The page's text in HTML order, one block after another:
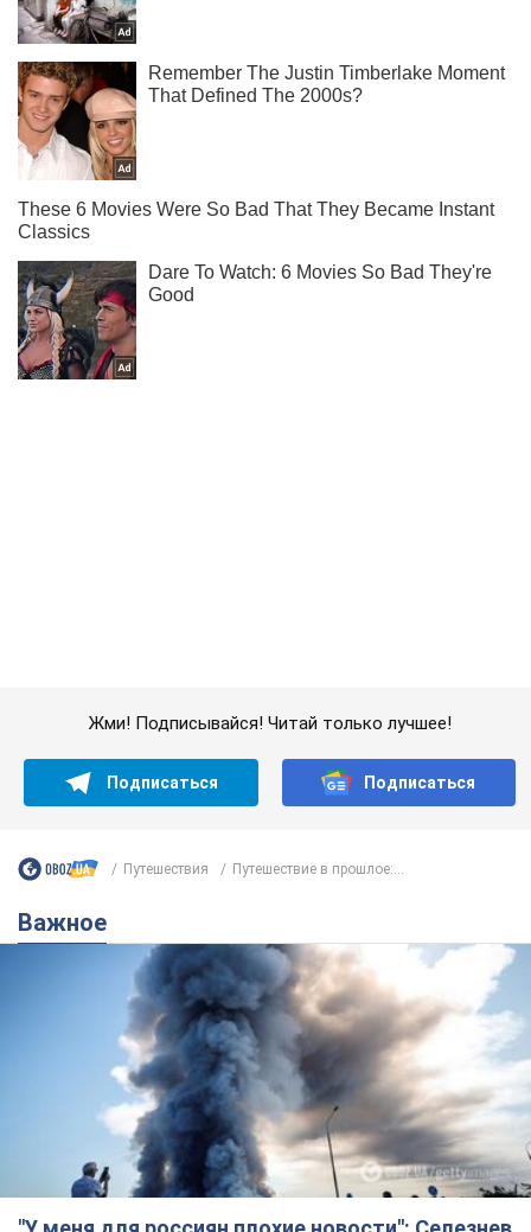
"У меня для россиян плохие новости": Селезнев
предположил, чем закончится "война складов"
Москва может превратиться в "остров" и погрузиться в
темноту, спрогнозировал военный эксперт
5.08.2026 16:00 58,8 т.
Банки "готовятся" к новому курсу
доллара: украинцам рассказали,
чего ожидать